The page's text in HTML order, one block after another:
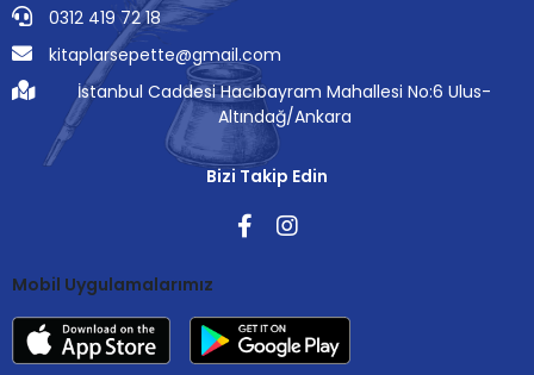
0312 419 72 18
kitaplarsepette@gmail.com
İstanbul Caddesi Hacıbayram Mahallesi No:6 Ulus-
Altındağ/Ankara
Bizi Takip Edin
Mobil Uygulamalarımız